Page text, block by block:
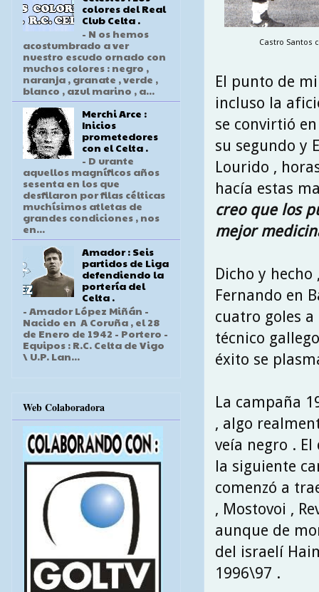
Castro Santos
El punto de
incluso la
se convirtió
su segundo y
Lourido ,
hacía estas
creo que los
mejor
Dicho y
Fernando en
cuatro goles
técnico
éxito se
La campaña
, algo
veía negro .
la siguiente
comenzó a
, Mostovoi ,
aunque de
del israelí
1996\97 .
colores del Real
Club Celta .
- N os hemos
acostumbrado a ver
nuestro escudo ornado con
muchos colores : negro ,
naranja , granate , verde ,
blanco , azul marino , a...
Merchi Arce :
Inicios
prometedores
con el Celta .
- D urante
aquellos magníficos años
sesenta en los que
desfilaron por filas célticas
muchísimos atletas de
grandes condiciones , nos
en...
Amador : Seis
partidos de Liga
defendiendo la
portería del
Celta .
- Amador López Miñán -
Nacido en A Coruña , el 28
de Enero de 1942 - Portero -
Equipos : R.C. Celta de Vigo
\ U.P. Lan...
Web Colaboradora